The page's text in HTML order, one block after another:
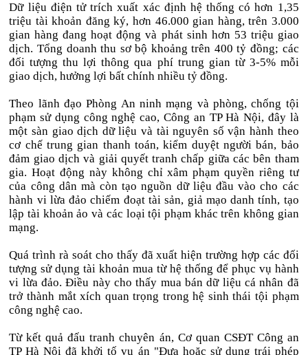
Dữ liệu điện tử trích xuất xác định hệ thống có hơn 1,35
triệu tài khoản đăng ký, hơn 46.000 gian hàng, trên 3.000
gian hàng đang hoạt động và phát sinh hơn 53 triệu giao
dịch. Tổng doanh thu sơ bộ khoảng trên 400 tỷ đồng; các
đối tượng thu lợi thông qua phí trung gian từ 3-5% mỗi
giao dịch, hưởng lợi bất chính nhiều tỷ đồng.
Theo lãnh đạo Phòng An ninh mạng và phòng, chống tội
phạm sử dụng công nghệ cao, Công an TP Hà Nội, đây là
một sàn giao dịch dữ liệu và tài nguyên số vận hành theo
cơ chế trung gian thanh toán, kiểm duyệt người bán, bảo
đảm giao dịch và giải quyết tranh chấp giữa các bên tham
gia. Hoạt động này không chỉ xâm phạm quyền riêng tư
của công dân mà còn tạo nguồn dữ liệu đầu vào cho các
hành vi lừa đảo chiếm đoạt tài sản, giả mạo danh tính, tạo
lập tài khoản ảo và các loại tội phạm khác trên không gian
mạng.
Quá trình rà soát cho thấy đã xuất hiện trường hợp các đối
tượng sử dụng tài khoản mua từ hệ thống để phục vụ hành
vi lừa đảo. Điều này cho thấy mua bán dữ liệu cá nhân đã
trở thành mắt xích quan trọng trong hệ sinh thái tội phạm
công nghệ cao.
Từ kết quả đấu tranh chuyên án, Cơ quan CSĐT Công an
TP Hà Nội đã khởi tố vụ án "Đưa hoặc sử dụng trái phép